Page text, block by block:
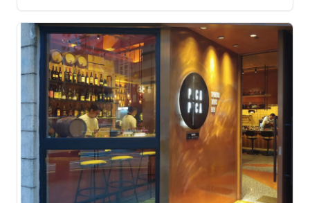
小食選擇豐富，從經典的西班牙小食到創新的現代演繹，
每一道都經過精心製作。海鮮飯是餐廳的招牌菜，選用優
質海鮮和米飯，經過傳統方法烹調，呈現最地道的西班牙
風味。餐廳的環境設計融合了西班牙海灘酒吧的輕鬆氛圍
與現代設計的優雅，營造出獨特而愉快的用餐體驗。無論
是與朋友小聚還是浪漫約會，La Paloma都能提供難忘的
西班牙美食體驗。